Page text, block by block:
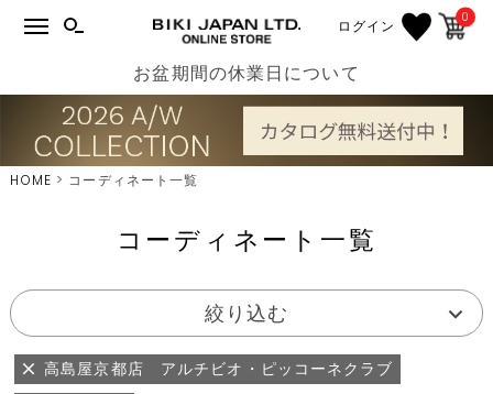
ログイン 0
お盆期間の休業日について
HOME コーディネート一覧
コーディネート一覧
絞り込む
高島屋京都店 アルチビオ・ピッコーネクラブ